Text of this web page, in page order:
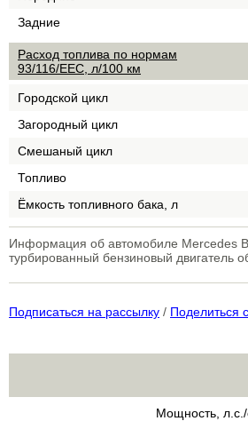
Задние
Расход топлива по нормам
93/116/EEC, л/100 км
Городской цикл
Загородный цикл
Смешаный цикл
Топливо
Ёмкость топливного бака, л
Информация об автомобиле Mercedes
турбированный бензиновый двигатель
Подписаться на рассылку / Поделиться
Мощность,